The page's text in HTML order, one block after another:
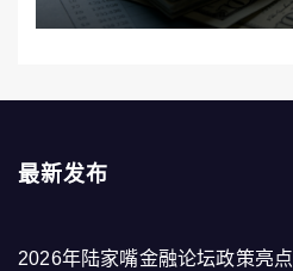
最新发布
2026年陆家嘴金融论坛政策亮点